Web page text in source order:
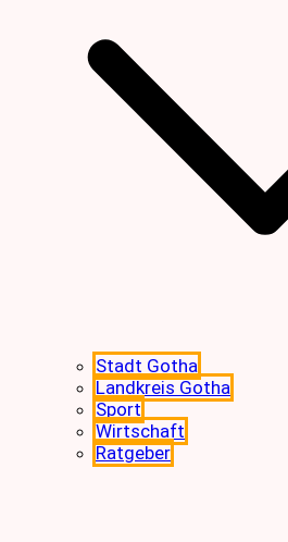
Stadt Gotha
Landkreis Gotha
Sport
Wirtschaft
Ratgeber